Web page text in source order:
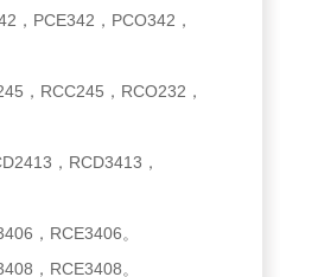
，PCE342，PCO342，
，RCC245，RCO232，
，RCD3413，
，RCE3406。
，RCE3408。